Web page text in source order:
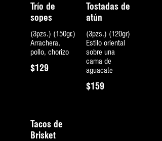
Trío de
sopes
(3pzs.) (150gr.)
Arrachera,
pollo, chorizo
$129
Tostadas de
atún
(3pzs.) (120gr)
Estilo oriental
sobre una
cama de
aguacate
$159
Tacos de
Brisket